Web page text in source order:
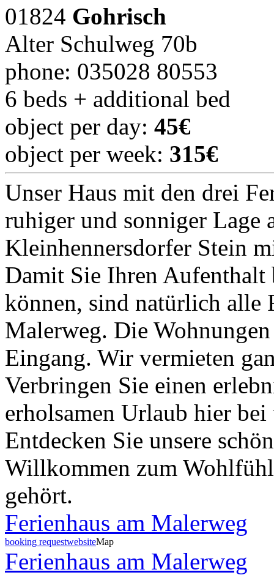
01824 Gohrisch
Alter Schulweg 70b
phone: 035028 80553
6 beds + additional bed
object per day: 45€
object per week: 315€
Unser Haus mit den drei
ruhiger und sonniger Lage
Kleinhennersdorfer Stein
Damit Sie Ihren Aufenthalt
können, sind natürlich alle
Malerweg. Die
Eingang. Wir vermieten
Verbringen Sie einen
erholsamen Urlaub hier
Entdecken Sie unsere
Willkommen zum
gehört.
Ferienhaus am Malerweg
booking requestwebsiteMap
Ferienhaus am Malerweg